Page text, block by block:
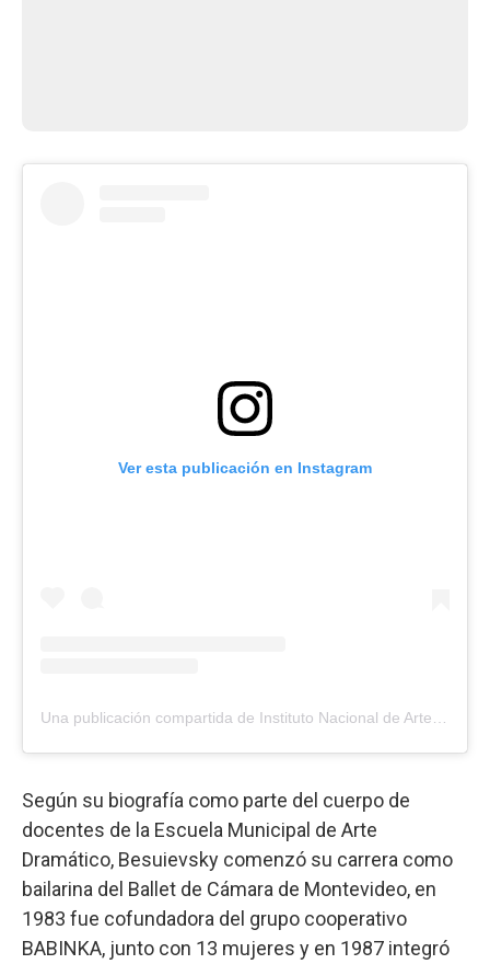
Ver esta publicación en Instagram
Según su biografía como parte del cuerpo de
docentes de la Escuela Municipal de Arte
Dramático, Besuievsky comenzó su carrera como
bailarina del Ballet de Cámara de Montevideo, en
1983 fue cofundadora del grupo cooperativo
BABINKA, junto con 13 mujeres y en 1987 integró